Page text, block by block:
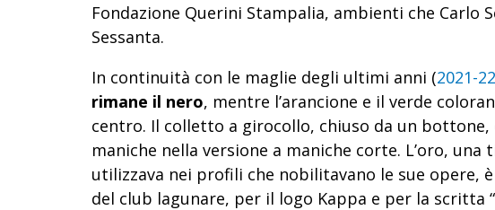
Fondazione Querini Stampalia, ambienti che Carlo
Sessanta.
In continuità con le maglie degli ultimi anni (2021-22
rimane il nero, mentre l’arancione e il verde
centro. Il colletto a girocollo, chiuso da un bottone,
maniche nella versione a maniche corte. L’oro, una
utilizzava nei profili che nobilitavano le sue opere,
del club lagunare, per il logo Kappa e per la scritta